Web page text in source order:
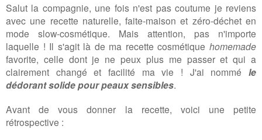
Salut la compagnie, une fois n'est pas coutume je reviens
avec une recette naturelle, faite-maison et zéro-déchet en
mode slow-cosmétique. Mais attention, pas n'importe
laquelle ! Il s'agit là de ma recette cosmétique homemade
favorite, celle dont je ne peux plus me passer et qui a
clairement changé et facilité ma vie ! J'ai nommé le
dédorant solide pour peaux sensibles.
Avant de vous donner la recette, voici une petite
rétrospective :